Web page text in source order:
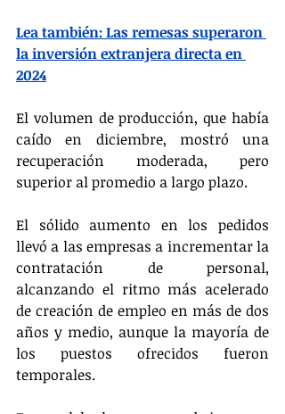
Lea también: Las remesas superaron
la inversión extranjera directa en
2024
El volumen de producción, que había
caído en diciembre, mostró una
recuperación moderada, pero
superior al promedio a largo plazo.
El sólido aumento en los pedidos
llevó a las empresas a incrementar la
contratación de personal,
alcanzando el ritmo más acelerado
de creación de empleo en más de dos
años y medio, aunque la mayoría de
los puestos ofrecidos fueron
temporales.